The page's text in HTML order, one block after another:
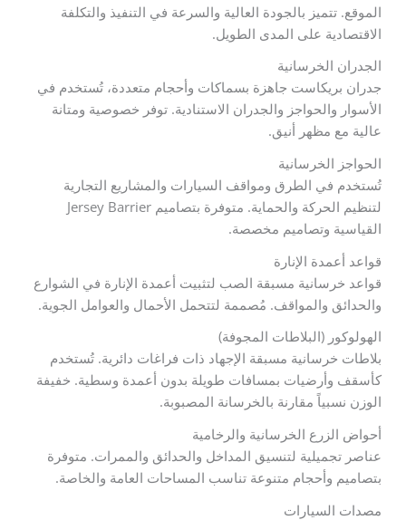
الموقع. تتميز بالجودة العالية والسرعة في التنفيذ والتكلفة
الاقتصادية على المدى الطويل.
الجدران الخرسانية
جدران بريكاست جاهزة بسماكات وأحجام متعددة، تُستخدم في
الأسوار والحواجز والجدران الاستنادية. توفر خصوصية ومتانة
عالية مع مظهر أنيق.
الحواجز الخرسانية
تُستخدم في الطرق ومواقف السيارات والمشاريع التجارية
لتنظيم الحركة والحماية. متوفرة بتصاميم Jersey Barrier
القياسية وتصاميم مخصصة.
قواعد أعمدة الإنارة
قواعد خرسانية مسبقة الصب لتثبيت أعمدة الإنارة في الشوارع
والحدائق والمواقف. مُصممة لتتحمل الأحمال والعوامل الجوية.
الهولوكور (البلاطات المجوفة)
بلاطات خرسانية مسبقة الإجهاد ذات فراغات دائرية. تُستخدم
كأسقف وأرضيات بمسافات طويلة بدون أعمدة وسطية. خفيفة
الوزن نسبياً مقارنة بالخرسانة المصبوبة.
أحواض الزرع الخرسانية والرخامية
عناصر تجميلية لتنسيق المداخل والحدائق والممرات. متوفرة
بتصاميم وأحجام متنوعة تناسب المساحات العامة والخاصة.
مصدات السيارات